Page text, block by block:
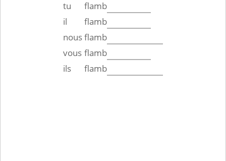
tu
flamb
il
flamb
nousflamb
vous flamb
ils
flamb